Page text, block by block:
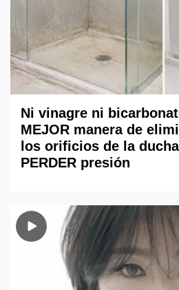
Ni vinagre ni
MEJOR manera de
los orificios de la
PERDER presión